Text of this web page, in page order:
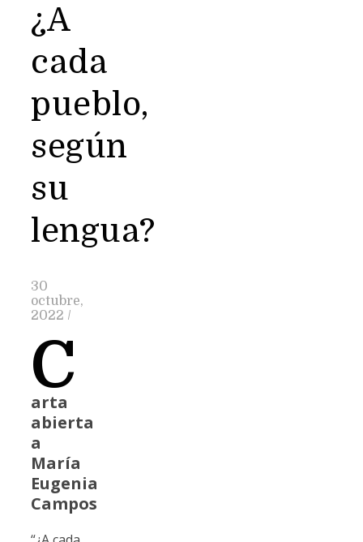
¿A
cada
pueblo,
según
su
lengua?
30
octubre,
2022 /
C
arta
abierta
a
María
Eugenia
Campos